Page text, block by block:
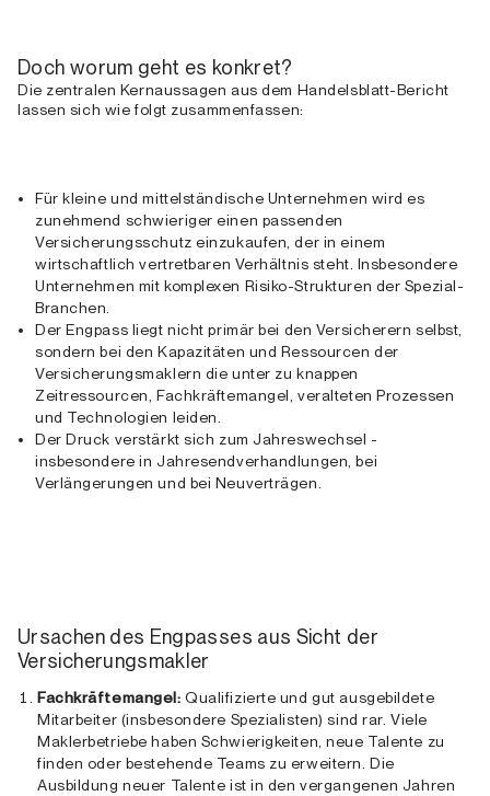
Doch worum geht es konkret?
Die zentralen Kernaussagen aus dem Handelsblatt-Bericht
lassen sich wie folgt zusammenfassen:
Für kleine und mittelständische Unternehmen wird es
zunehmend schwieriger einen passenden
Versicherungsschutz einzukaufen, der in einem
wirtschaftlich vertretbaren Verhältnis steht. Insbesondere
Unternehmen mit komplexen Risiko-Strukturen der Spezial-
Branchen.
Der Engpass liegt nicht primär bei den Versicherern selbst,
sondern bei den Kapazitäten und Ressourcen der
Versicherungsmaklern die unter zu knappen
Zeitressourcen, Fachkräftemangel, veralteten Prozessen
und Technologien leiden.
Der Druck verstärkt sich zum Jahreswechsel -
insbesondere in Jahresendverhandlungen, bei
Verlängerungen und bei Neuverträgen.
Ursachen des Engpasses aus Sicht der
Versicherungsmakler
Fachkräftemangel: Qualifizierte und gut ausgebildete
Mitarbeiter (insbesondere Spezialisten) sind rar. Viele
Maklerbetriebe haben Schwierigkeiten, neue Talente zu
finden oder bestehende Teams zu erweitern. Die
Ausbildung neuer Talente ist in den vergangenen Jahren